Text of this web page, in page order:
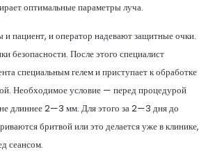
оптимальные параметры луча.
и пациент, и оператор надевают защитные очки.
безопасности. После этого специалист
специальным гелем и приступает к обработке
Необходимое условие — перед процедурой
длиннее 2—3 мм. Для этого за 2—3 дня до
бритвой или это делается уже в клинике,
сеансом.